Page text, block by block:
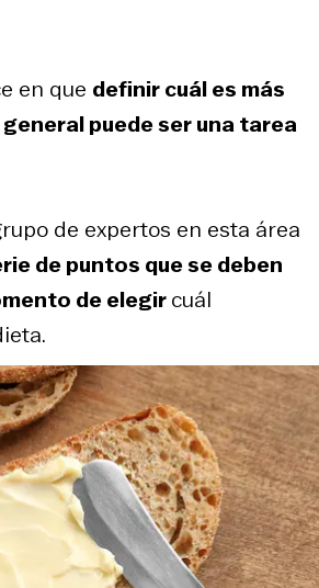
en que definir cuál es más
puede ser una tarea
de expertos en esta área
de puntos que se deben
de elegircuál